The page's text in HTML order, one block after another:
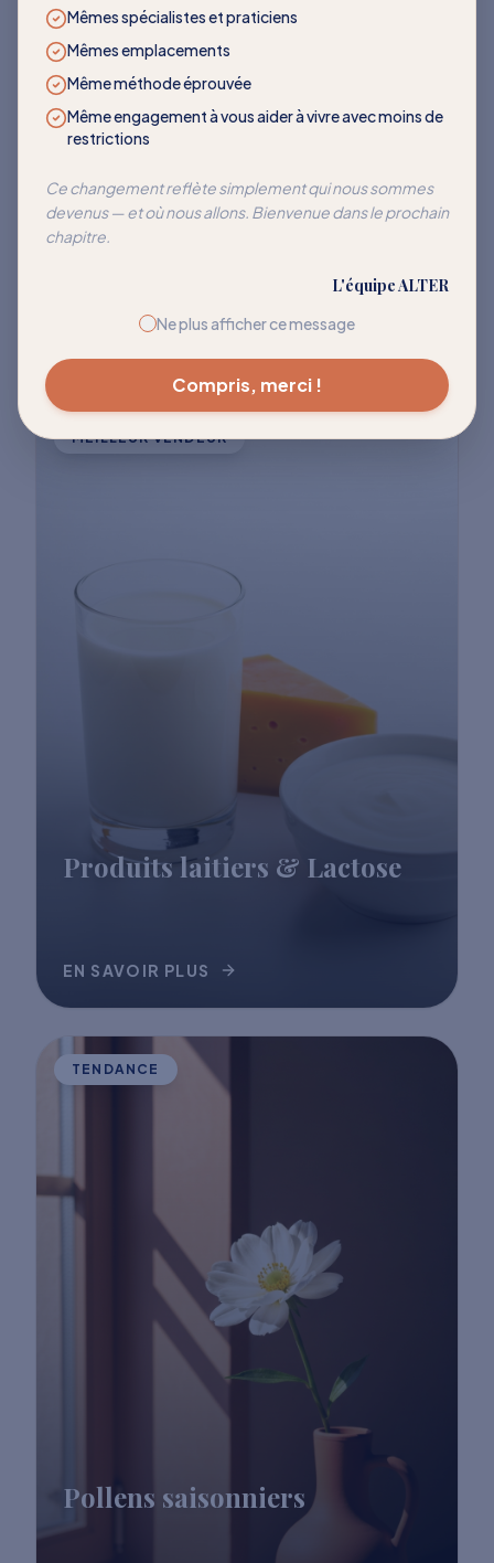
Mêmes spécialistes et praticiens
Mêmes emplacements
Même méthode éprouvée
Même engagement à vous aider à vivre avec moins de
restrictions
Ce changement reflète simplement qui nous sommes
devenus — et où nous allons. Bienvenue dans le prochain
chapitre.
L'équipe ALTER
Ne plus afficher ce message
Compris, merci !
LES PLUS DEMANDÉS
Des programmes qui
transforment
Rejoignez des milliers de clients qui ont
réussi à réentraîner leur corps pour cesser
de réagir à ces déclencheurs courants.
Explorer tous les programmes
MEILLEUR VENDEUR
Produits laitiers & Lactose
EN SAVOIR PLUS
TENDANCE
Pollens saisonniers